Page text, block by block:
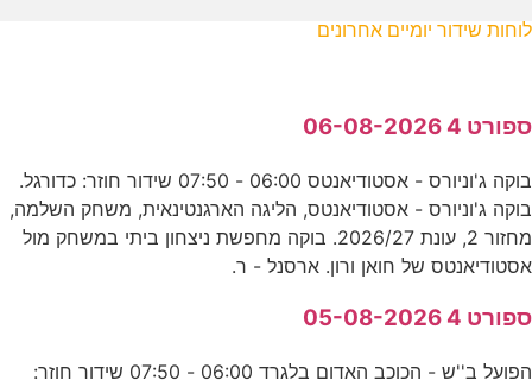
לוחות שידור יומיים אחרונים
ספורט 4 06-08-2026
בוקה ג'וניורס - אסטודיאנטס 06:00 - 07:50 שידור חוזר: כדורגל.
בוקה ג'וניורס - אסטודיאנטס, הליגה הארגנטינאית, משחק השלמה,
מחזור 2, עונת 2026/27. בוקה מחפשת ניצחון ביתי במשחק מול
אסטודיאנטס של חואן ורון. ארסנל - ר.
ספורט 4 05-08-2026
הפועל ב''ש - הכוכב האדום בלגרד 06:00 - 07:50 שידור חוזר: